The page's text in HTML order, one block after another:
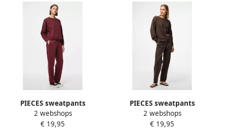
PIECES sweatpants
PCCHILLI donkerrood
2 webshops
€ 19,95
PIECES sweatpants
PCCHILLI bruin
2 webshops
€ 19,95